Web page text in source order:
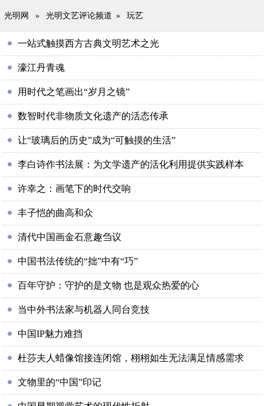
光明网 » 光明文艺评论频道 » 玩艺
一站式触摸西方古典文明艺术之光
濠江丹青魂
用时代之笔画出“岁月之镜”
数智时代非物质文化遗产的活态传承
让“玻璃后的历史”成为“可触摸的生活”
李白诗作书法展：为文学遗产的活化利用提供实践样本
许幸之：画笔下的时代交响
丰子恺的曲高和众
清代中国画金石意趣刍议
中国书法传统的“拙”中有“巧”
百年守护：守护的是文物 也是观众热爱的心
当中外书法家与机器人同台竞技
中国IP魅力难挡
杜莎夫人蜡像馆接连闭馆，栩栩如生无法满足情感需求
文物里的“中国”印记